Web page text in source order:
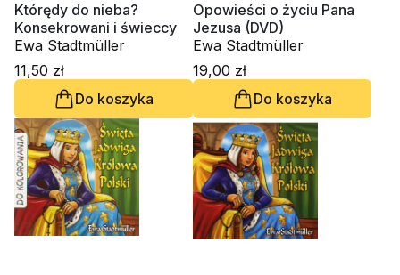
Którędy do nieba?
Konsekrowani i świeccy
Ewa Stadtmüller
11,50 zł
Do koszyka
Opowieści o życiu Pana
Jezusa (DVD)
Ewa Stadtmüller
19,00 zł
Do koszyka